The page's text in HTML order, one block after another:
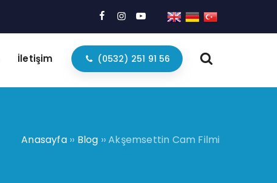
İletişim (0532) 251 91 56
Anasayfa ›› Blog ››Akşemsettin Cam Filmi